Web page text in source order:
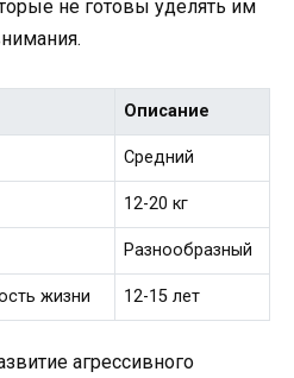
не готовы уделять им
Описание
Средний
12-20 кг
Разнообразный
жизни 12-15 лет
агрессивного